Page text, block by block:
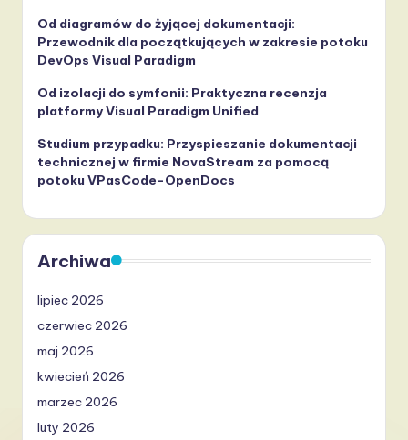
Od diagramów do żyjącej dokumentacji:
Przewodnik dla początkujących w zakresie potoku
DevOps Visual Paradigm
Od izolacji do symfonii: Praktyczna recenzja
platformy Visual Paradigm Unified
Studium przypadku: Przyspieszanie dokumentacji
technicznej w firmie NovaStream za pomocą
potoku VPasCode-OpenDocs
Archiwa
lipiec 2026
czerwiec 2026
maj 2026
kwiecień 2026
marzec 2026
luty 2026